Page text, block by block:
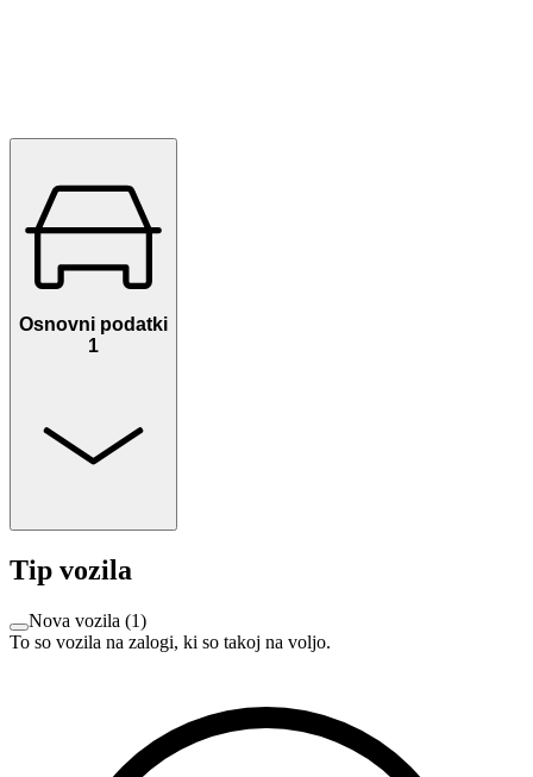
Osnovni podatki
1
Tip vozila
Nova vozila (1)
To so vozila na zalogi, ki so takoj na voljo.